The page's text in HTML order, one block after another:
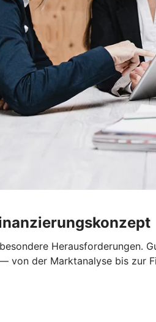
Herausforderungen.
von der Marktanalyse bis zur